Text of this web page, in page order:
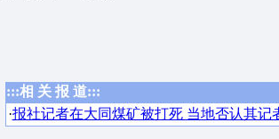
:::相 关 报 道:::
·报社记者在大同煤矿被打死 当地否认其记